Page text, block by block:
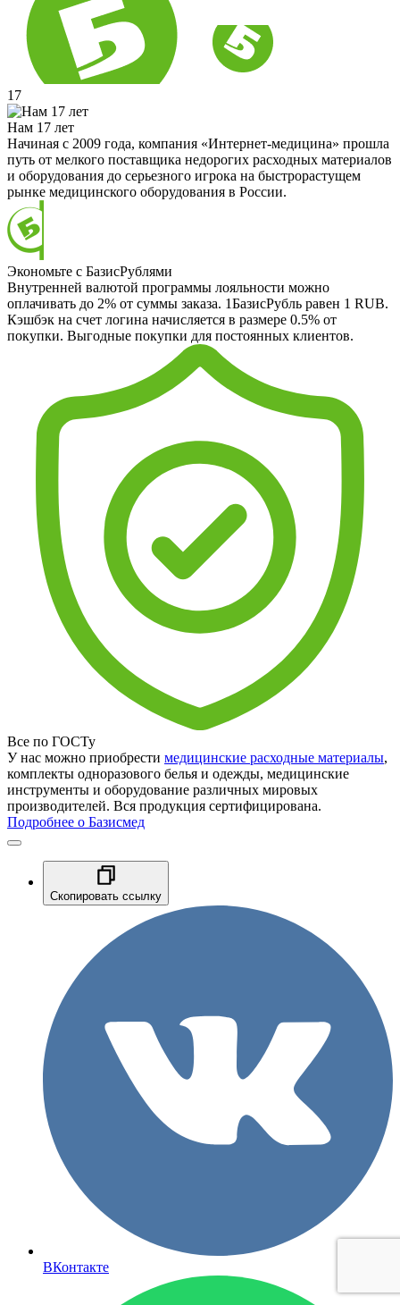
17
Нам 17 лет
Начиная с 2009 года, компания «Интернет-медицина» прошла
путь от мелкого поставщика недорогих расходных материалов
и оборудования до серьезного игрока на быстрорастущем
рынке медицинского оборудования в России.
Экономьте с БазисРублями
Внутренней валютой программы лояльности можно
оплачивать до 2% от суммы заказа. 1БазисРубль равен 1 RUB.
Кэшбэк на счет логина начисляется в размере 0.5% от
покупки. Выгодные покупки для постоянных клиентов.
Все по ГОСТу
У нас можно приобрести медицинские расходные материалы,
комплекты одноразового белья и одежды, медицинские
инструменты и оборудование различных мировых
производителей. Вся продукция сертифицирована.
Подробнее о Базисмед
Скопировать ссылку
ВКонтакте